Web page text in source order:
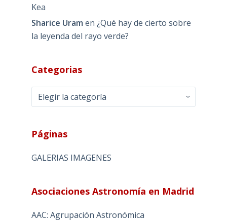
Kea
Sharice Uram en ¿Qué hay de cierto sobre
la leyenda del rayo verde?
Categorias
Categorias
Páginas
GALERIAS IMAGENES
Asociaciones Astronomía en Madrid
AAC: Agrupación Astronómica